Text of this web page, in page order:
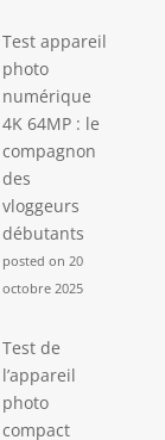
Test appareil
photo
numérique
4K 64MP : le
compagnon
des
vloggeurs
débutants
posted on 20
octobre 2025
Test de
l’appareil
photo
compact